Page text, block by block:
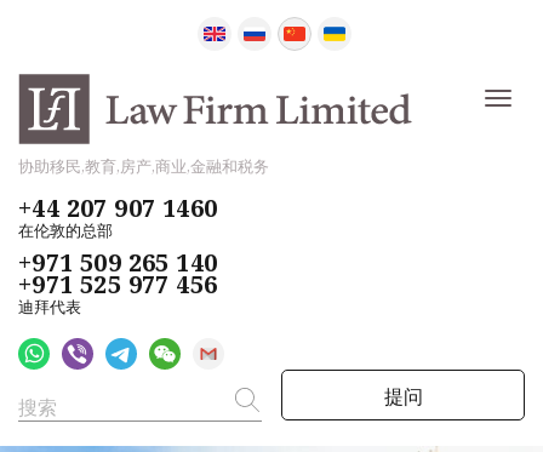
协助移民,教育,房产,商业,金融和税务
+44 207 907 1460
在伦敦的总部
+971 509 265 140
+971 525 977 456
迪拜代表
提问